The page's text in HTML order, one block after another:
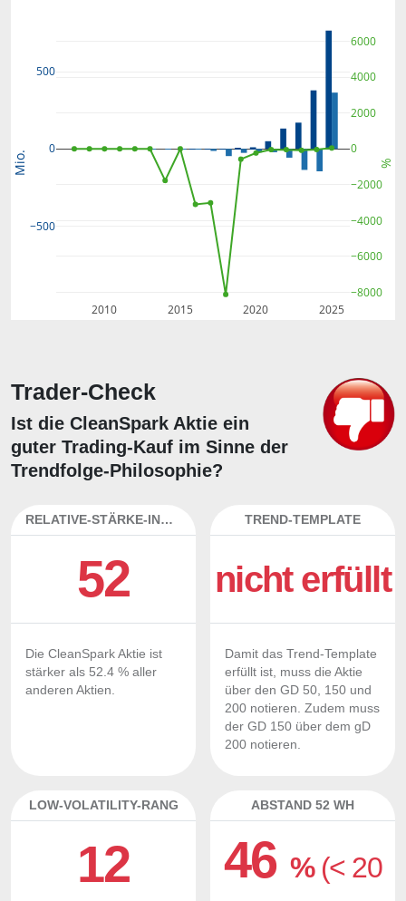
2010 2015 2020 2025
−500
0
500
−8000
−6000
−4000
−2000
0
2000
4000
6000
Mio. %
Trader-Check
Ist die CleanSpark Aktie ein
guter Trading-Kauf im Sinne der
Trendfolge-Philosophie?
RELATIVE-STÄRKE-INDEX
52
Die CleanSpark Aktie ist
stärker als 52.4 % aller
anderen Aktien.
TREND-TEMPLATE
nicht erfüllt
Damit das Trend-Template
erfüllt ist, muss die Aktie
über den GD 50, 150 und
200 notieren. Zudem muss
der GD 150 über dem gD
200 notieren.
LOW-VOLATILITY-RANG
12
ABSTAND 52 WH
46% (< 20